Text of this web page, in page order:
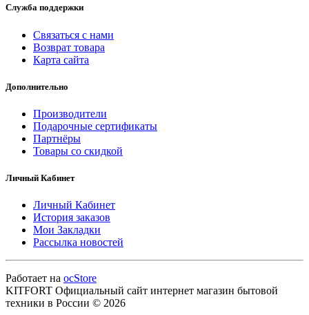
Служба поддержки
Связаться с нами
Возврат товара
Карта сайта
Дополнительно
Производители
Подарочные сертификаты
Партнёры
Товары со скидкой
Личный Кабинет
Личный Кабинет
История заказов
Мои Закладки
Рассылка новостей
Работает на ocStore
KITFORT Официальный сайт интернет магазин бытовой
техники в России © 2026